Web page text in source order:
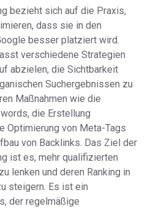
bezieht sich auf die Praxis,
dass sie in den
besser platziert wird.
verschiedene Strategien
abzielen, die Sichtbarkeit
Suchergebnissen zu
Maßnahmen wie die
die Erstellung
Optimierung von Meta-Tags
von Backlinks. Das Ziel der
ist es, mehr qualifizierten
lenken und deren Ranking in
steigern. Es ist ein
der regelmäßige